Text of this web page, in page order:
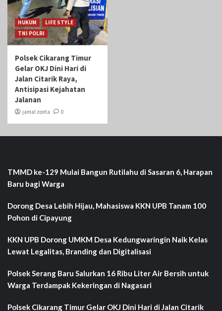
HUKUM
LIFE STYLE
TNI POLRI
Polsek Cikarang Timur
Gelar OKJ Dini Hari di
Jalan Citarik Raya,
Antisipasi Kejahatan
Jalanan
jamal zonta 0
TMMD ke-129 Mulai Bangun Rutilahu di Sasaran 6, Harapan
Baru bagi Warga
Dorong Desa Lebih Hijau, Mahasiswa KKN UPB Tanam 100
Pohon di Cipayung
KKN UPB Dorong UMKM Desa Kedungwaringin Naik Kelas
Lewat Legalitas, Branding dan Digitalisasi
Polsek Serang Baru Salurkan 16 Ribu Liter Air Bersih untuk
Warga Terdampak Kekeringan di Nagasari
Polsek Cikarang Timur Gelar OKJ Dini Hari di Jalan Citarik